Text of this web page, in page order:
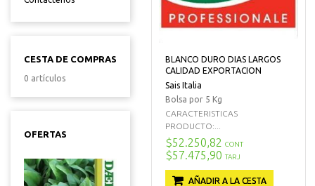
CESTA DE COMPRAS
0 artículos
OFERTAS
BLANCO DURO DIAS LARGOS
CALIDAD EXPORTACION
Sais Italia
Bolsa por 5 Kg
CARACTERISTICAS
PRODUCTO:...
$52.250,82 CONT
$57.475,90 TARJ
AÑADIR A LA CESTA